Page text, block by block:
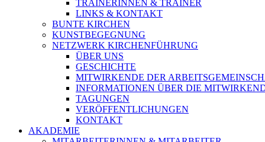
TRAINERINNEN & TRAINER
LINKS & KONTAKT
BUNTE KIRCHEN
KUNSTBEGEGNUNG
NETZWERK KIRCHENFÜHRUNG
ÜBER UNS
GESCHICHTE
MITWIRKENDE DER
INFORMATIONEN ÜBER DIE
TAGUNGEN
VERÖFFENTLICHUNGEN
KONTAKT
AKADEMIE